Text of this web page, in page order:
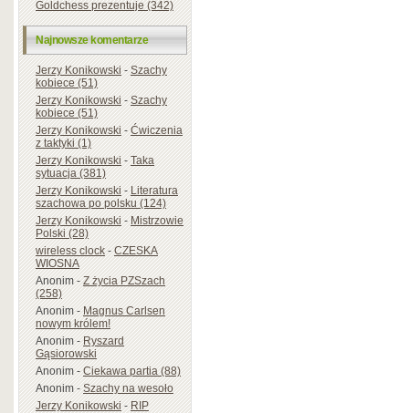
Goldchess prezentuje (342)
Najnowsze komentarze
Jerzy Konikowski-Szachy
kobiece (51)
Jerzy Konikowski-Szachy
kobiece (51)
Jerzy Konikowski-Ćwiczenia
z taktyki (1)
Jerzy Konikowski-Taka
sytuacja (381)
Jerzy Konikowski-Literatura
szachowa po polsku (124)
Jerzy Konikowski-Mistrzowie
Polski (28)
wireless clock-CZESKA
WIOSNA
Anonim-Z życia PZSzach
(258)
Anonim-Magnus Carlsen
nowym królem!
Anonim-Ryszard
Gąsiorowski
Anonim-Ciekawa partia (88)
Anonim-Szachy na wesoło
Jerzy Konikowski-RIP